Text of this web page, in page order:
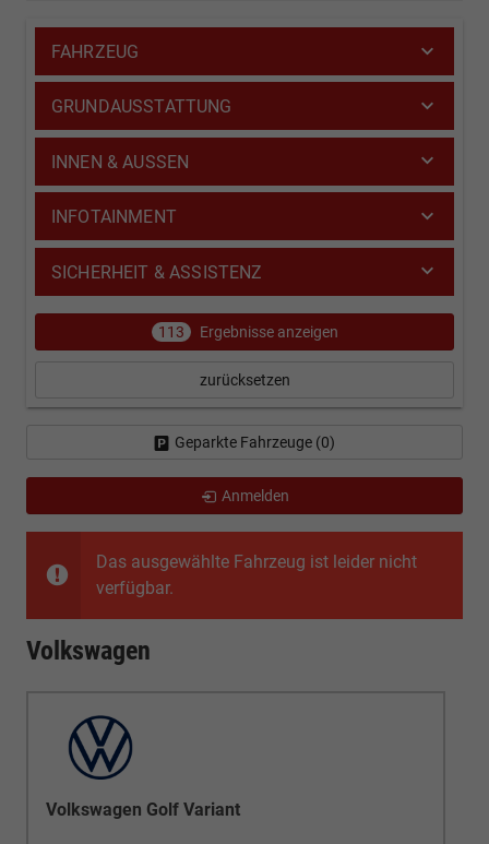
Das ausgewählte Fahrzeug ist leider nicht
verfügbar.
Volkswagen
Volkswagen Golf Variant
FAHRZEUG
GRUNDAUSSTATTUNG
INNEN & AUSSEN
INFOTAINMENT
SICHERHEIT & ASSISTENZ
113 Ergebnisse anzeigen
zurücksetzen
Geparkte Fahrzeuge (0)
Anmelden